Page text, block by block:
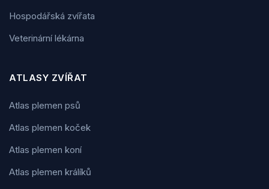
Hospodářská zvířata
Veterinární lékárna
ATLASY ZVÍŘAT
Atlas plemen psů
Atlas plemen koček
Atlas plemen koní
Atlas plemen králíků